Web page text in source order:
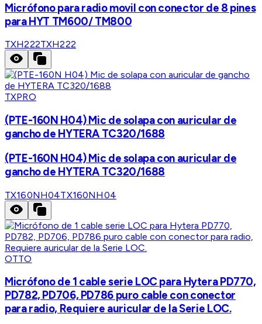
Micrófono para radio movil con conector de 8 pines
para HYT TM600/ TM800
TXH222TXH222
TXPRO
(PTE-160N H04) Mic de solapa con auricular de
gancho de HYTERA TC320/1688
(PTE-160N H04) Mic de solapa con auricular de
gancho de HYTERA TC320/1688
TX160NH04TX160NH04
OTTO
Micrófono de 1 cable serie LOC para Hytera PD770,
PD782, PD706, PD786 puro cable con conector
para radio, Requiere auricular de la Serie LOC.